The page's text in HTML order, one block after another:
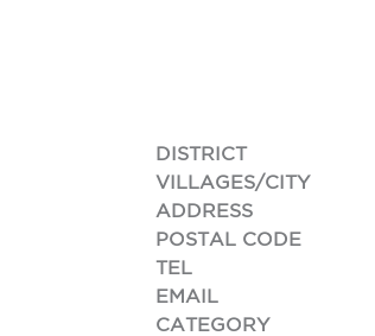
DISTRICT
VILLAGES/CITY
ADDRESS
POSTAL CODE
TEL
EMAIL
CATEGORY